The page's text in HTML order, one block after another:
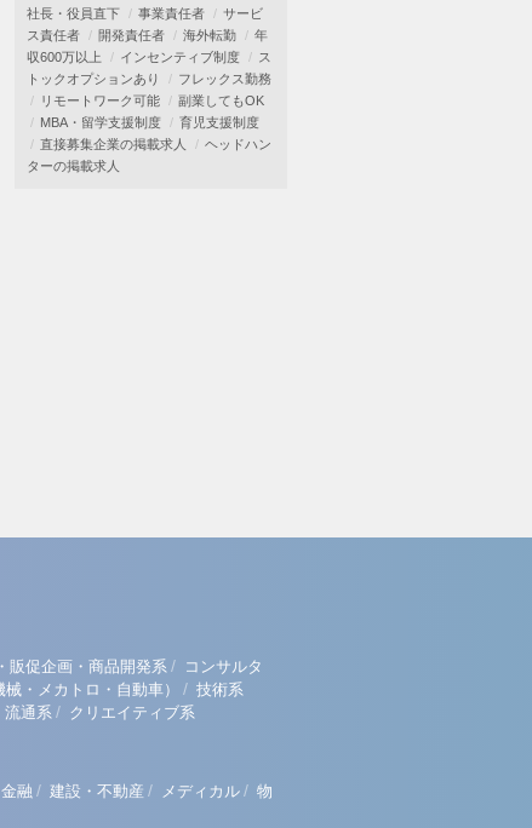
社長・役員直下
事業責任者
サービ
ス責任者
開発責任者 海外転勤
年
収600万以上
インセンティブ制度
ス
トックオプションあり
フレックス勤務
リモートワーク可能
副業してもOK
MBA・留学支援制度
育児支援制度
直接募集企業の掲載求人
ヘッドハン
ターの掲載求人
販促企画・商品開発系 / コンサルタ
・メカトロ・自動車） / 技術系
流通系 / クリエイティブ系
金融 / 建設・不動産 / メディカル / 物